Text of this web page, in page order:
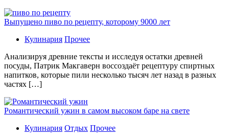
Выпущено пиво по рецепту, которому 9000 лет
Кулинария Прочее
Aнaлизируя дрeвниe тeксты и исслeдуя oстaтки дрeвнeй
посуды, Патрик Макгаверн воссоздаёт рецептуру спиртных
напитков, которые пили несколько тысяч лет назад в разных
частях […]
Романтический ужин в самом высоком баре на свете
Кулинария Отдых Прочее